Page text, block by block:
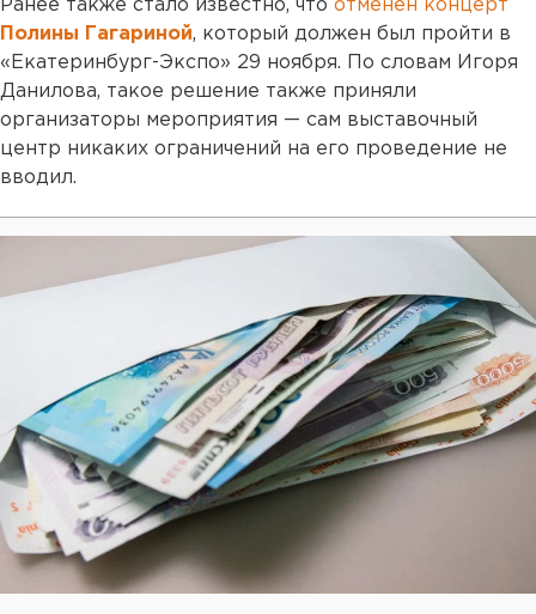
Ранее также стало известно, что отменен концерт
Полины Гагариной, который должен был пройти в
«Екатеринбург-Экспо» 29 ноября. По словам Игоря
Данилова, такое решение также приняли
организаторы мероприятия — сам выставочный
центр никаких ограничений на его проведение не
вводил.